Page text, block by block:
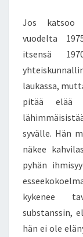
Jos katsoo
vuodelta
itsensä
laukassa,
pitää elää
syvälle. Hän
näkee
pyhän
kykenee
substanssin,
hän ei ole